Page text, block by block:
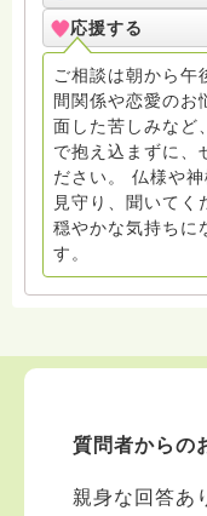
寺にもお気軽に遊び
応援する
ご相談は朝から午
間関係や恋愛のお
面した苦しみなど
で抱え込まずに、
ださい。 仏様や
見守り、聞いてく
穏やかな気持ちに
す。
質問者からの
親身な回答あ